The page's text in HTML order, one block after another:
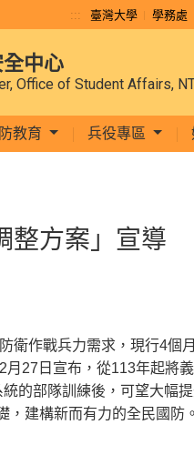
::: 臺灣大學 學務處
中心
Office of Student Affairs,
教育 兵役專區
整方案」宣導
衛作戰兵力需求，現行4
27日宣布，從113年起將
的部隊訓練後，可望大幅
，建構新而有力的全民國防。